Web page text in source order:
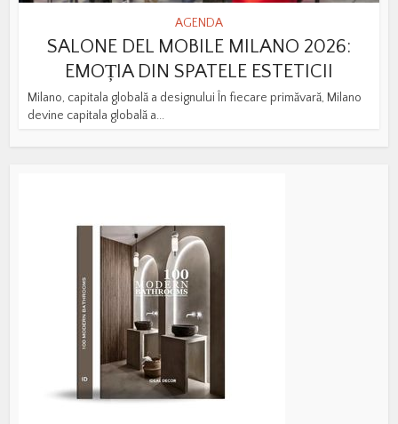
AGENDA
SALONE DEL MOBILE MILANO 2026:
EMOȚIA DIN SPATELE ESTETICII
Milano, capitala globală a designului În fiecare primăvară, Milano
devine capitala globală a...